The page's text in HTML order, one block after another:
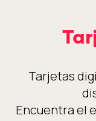
Tarjetas
Encuentra el